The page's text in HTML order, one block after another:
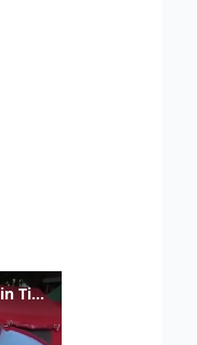
Gualtieri: "Responsabilità del Viminale su Spin Time? La posizione dei partiti è nota"